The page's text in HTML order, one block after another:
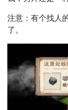
注意：有个找人
了。